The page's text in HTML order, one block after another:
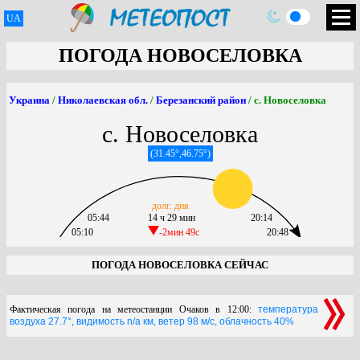
UA
ПОГОДА НОВОСЕЛОВКА
Украина / Николаевская обл. / Березанский район / с. Новоселовка
с. Новоселовка
(31.45°,46.75°)
05:10
05:44
14 ч 29 мин
-2мин 49c
долг. дня
20:48
20:14
ПОГОДА НОВОСЕЛОВКА СЕЙЧАС
Фактическая погода на метеостанции Очаков в 12:00: температура
воздуха 27.7°, видимость n/a км, ветер 98 м/с, облачность 40%